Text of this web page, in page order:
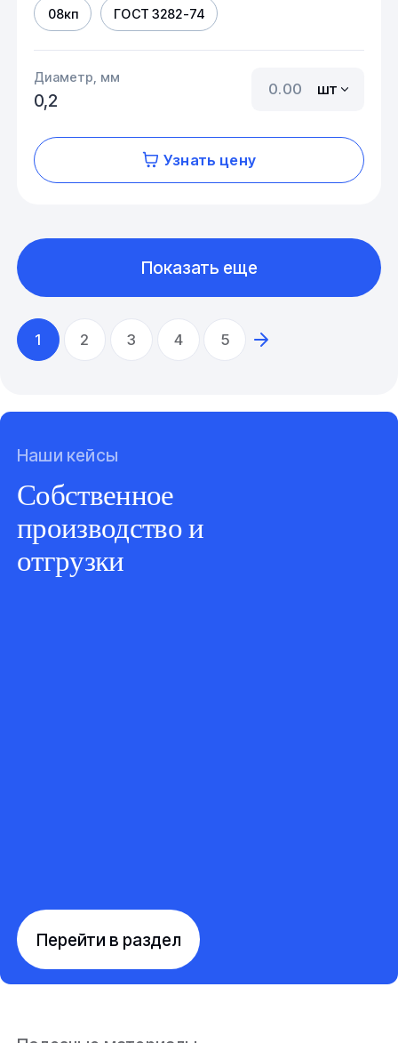
08кп ГОСТ 3282-74
Диаметр, мм
0,2
шт
Узнать цену
1 2 3 4 5
Показать еще
Наши кейсы
Собственное
производство и
отгрузки
Перейти в раздел